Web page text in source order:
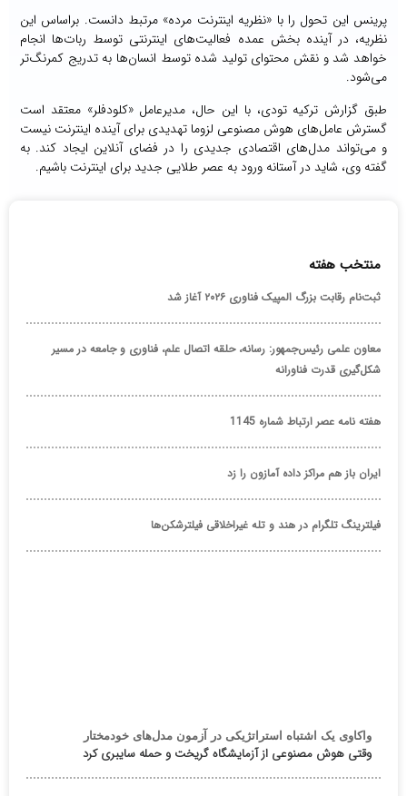
پرینس این تحول را با «نظریه اینترنت مرده» مرتبط دانست. براساس این
نظریه‌، در آینده بخش عمده فعالیت‌های اینترنتی توسط ربات‌ها انجام
خواهد شد و نقش محتوای تولید شده توسط انسان‌ها به تدریج کمرنگ‌تر
می‌شود.
طبق گزارش ترکیه تودی، با این حال، مدیرعامل «کلودفلر» معتقد است
گسترش عامل‌های هوش مصنوعی لزوما تهدیدی برای آینده اینترنت نیست
و می‌تواند مدل‌های اقتصادی جدیدی را در فضای آنلاین ایجاد کند. به
گفته وی، شاید در آستانه ورود به عصر طلایی جدید برای اینترنت باشیم.
منتخب هفته
ثبت‌نام رقابت بزرگ المپیک فناوری ۲۰۲۶ آغاز شد
معاون علمی رئیس‌جمهور: رسانه، حلقه اتصال علم، فناوری و جامعه در مسیر
شکل‌گیری قدرت فناورانه
هفته نامه عصر ارتباط شماره 1145
ایران باز هم مراکز داده آمازون را زد
فیلترینگ تلگرام در هند و تله غیراخلاقی فیلترشکن‌ها
واکاوی یک اشتباه استراتژیکی در آزمون مدل‌های خودمختار
وقتی هوش مصنوعی از آزمایشگاه گریخت و حمله سایبری کرد